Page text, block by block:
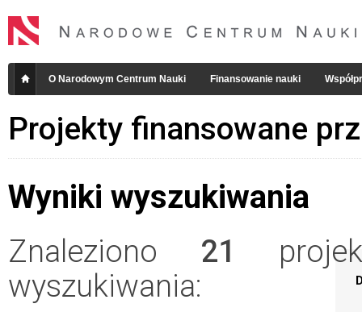
O Narodowym Centrum Nauki Finansowanie nauki
Projekty finansowane
Wyniki wyszukiwania
Znaleziono 21
wyszukiwania: